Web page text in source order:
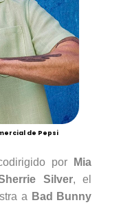
de Pepsi
por
Mia
Silver, el
a Bad
Bunny